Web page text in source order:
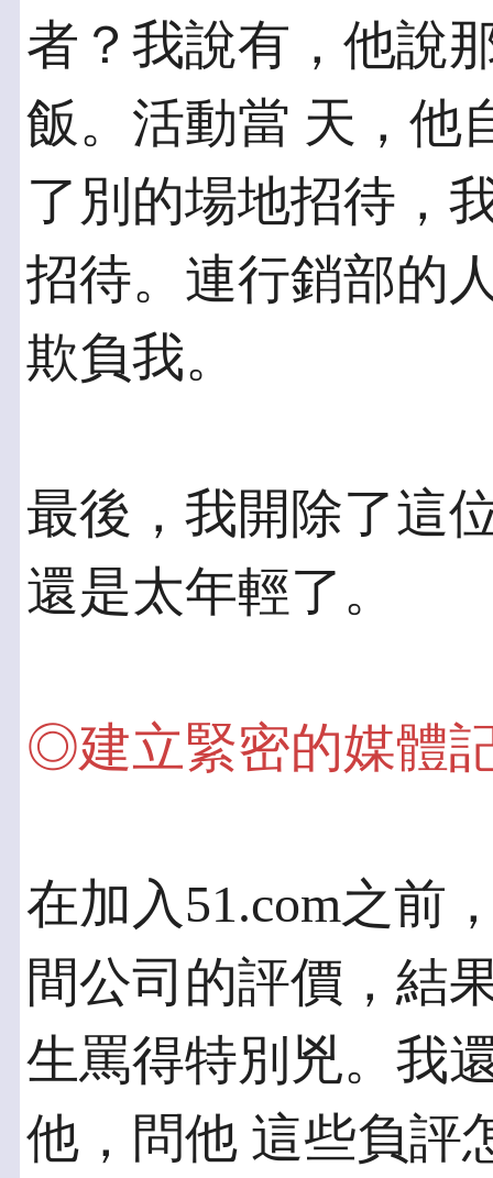
者？我說有，他說
飯。活動當 天，他
了別的場地招待，
招待。連行銷部的
欺負我。
最後，我開除了這
還是太年輕了。
◎建立緊密的媒體
在加入51.com之前
間公司的評價，結
生罵得特別兇。我
他，問他 這些負評